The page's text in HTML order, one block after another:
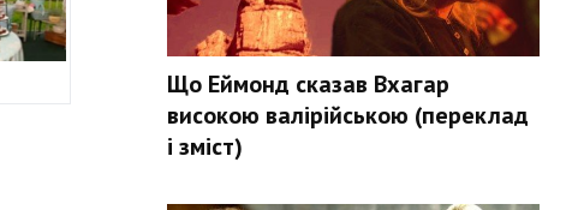
Що Еймонд сказав Вхагар
високою валірійською (переклад
і зміст)